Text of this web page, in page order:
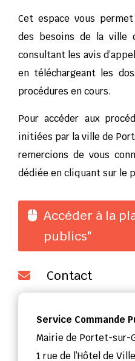
Cet espace vous
des besoins de la ville
consultant les avis
en téléchargeant les
procédures en cours.
Pour accéder aux
initiées par la ville de
remercions de vous
dédiée en cliquant sur le
Accéder à la
publics"
 Contact
Service Commande
Mairie de Portet-sur-
1 rue de l’Hôtel de Ville